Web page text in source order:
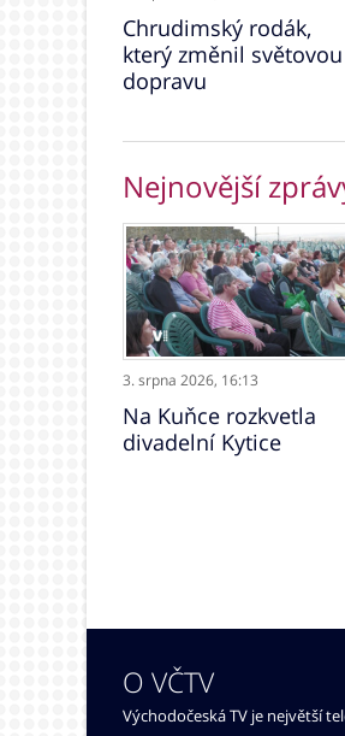
Chrudimský rodák,
který změnil světovou
dopravu
Nejnovější
3. srpna 2026, 16:13
Na Kuňce rozkvetla
divadelní Kytice
O VČTV
Východočeská TV je největší